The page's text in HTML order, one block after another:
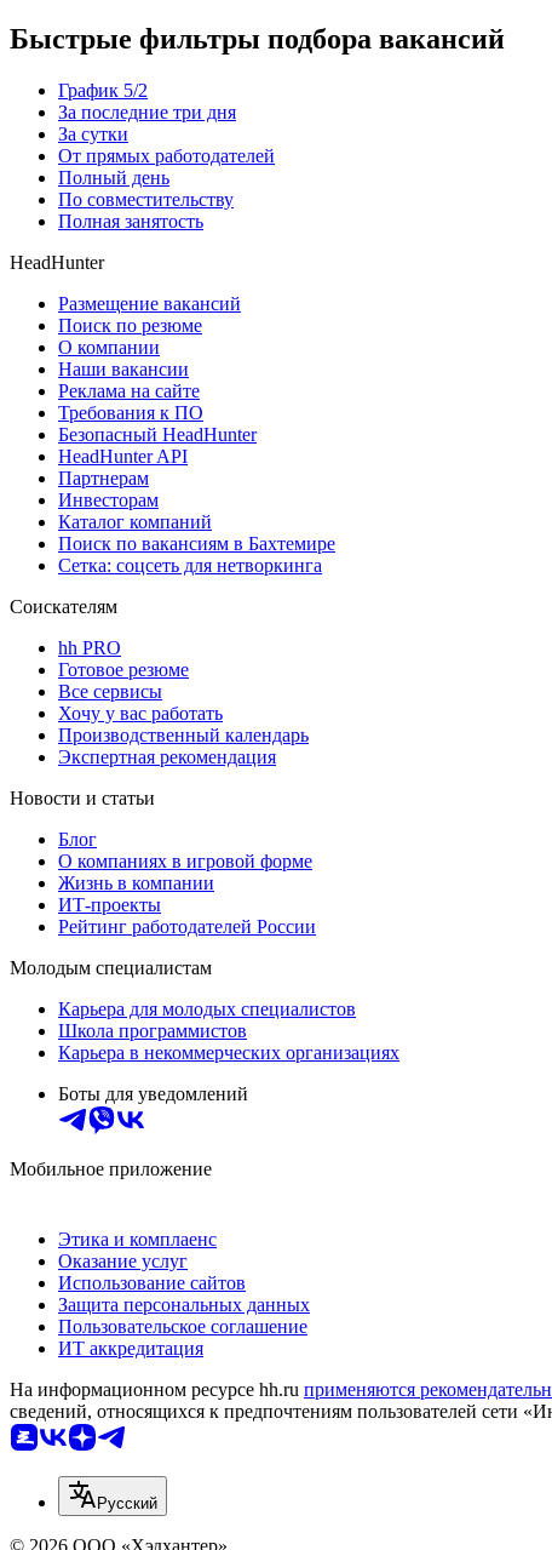
Быстрые фильтры подбора вакансий
График 5/2
За последние три дня
За сутки
От прямых работодателей
Полный день
По совместительству
Полная занятость
HeadHunter
Размещение вакансий
Поиск по резюме
О компании
Наши вакансии
Реклама на сайте
Требования к ПО
Безопасный HeadHunter
HeadHunter API
Партнерам
Инвесторам
Каталог компаний
Поиск по вакансиям в Бахтемире
Сетка: соцсеть для нетворкинга
Соискателям
hh PRO
Готовое резюме
Все сервисы
Хочу у вас работать
Производственный календарь
Экспертная рекомендация
Новости и статьи
Блог
О компаниях в игровой форме
Жизнь в компании
ИТ-проекты
Рейтинг работодателей России
Молодым специалистам
Карьера для молодых специалистов
Школа программистов
Карьера в некоммерческих организациях
Боты для уведомлений
Мобильное приложение
Этика и комплаенс
Оказание услуг
Использование сайтов
Защита персональных данных
Пользовательское соглашение
ИТ аккредитация
На информационном ресурсе hh.ru применяются
сведений, относящихся к предпочтениям пользователей сети
Русский
© 2026 ООО «Хэдхантер»